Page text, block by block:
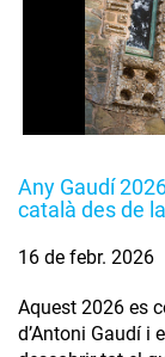
Any Gaudí
català des de
16 de febr. 2026
Aquest 2026 es
d’Antoni Gaudí i